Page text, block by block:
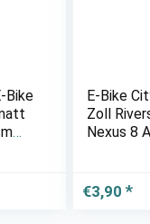
Bike
E-Bike
Zoll
Nexus 8
€3,90